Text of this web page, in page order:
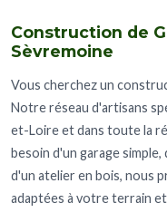
Construction de
Sèvremoine
Vous cherchez un
Notre réseau d'artisans
et-Loire et dans toute la
besoin d'un garage
d'un atelier en bois, nous
adaptées à votre terrain